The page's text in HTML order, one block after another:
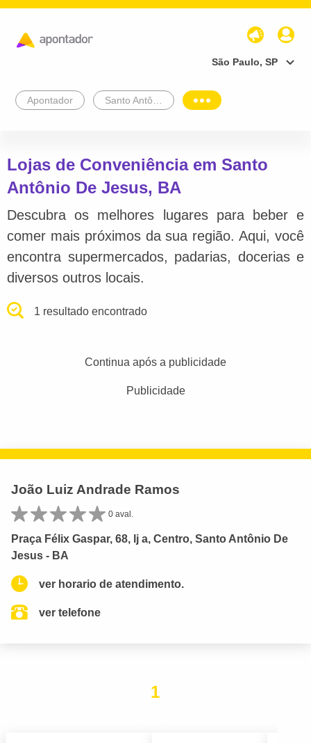
São Paulo, SP
Apontador
Lojas de Conveniência em Santo
Antônio De Jesus, BA
Descubra os melhores lugares para beber e
comer mais próximos da sua região. Aqui, você
encontra supermercados, padarias, docerias e
diversos outros locais.
1 resultado encontrado
Continua após a publicidade
Publicidade
João Luiz Andrade Ramos
0 aval.
Praça Félix Gaspar, 68, lj a, Centro, Santo Antônio De
Jesus - BA
ver horario de atendimento.
ver telefone
1